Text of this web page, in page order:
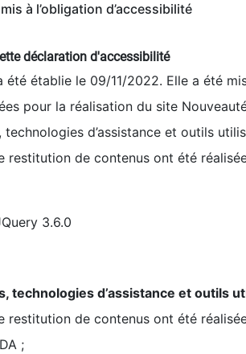
à l’obligation d’accessibilité
déclaration d'accessibilité
été établie le 09/11/2022. Elle a été
pour la réalisation du site
d’assistance et outils
restitution de contenus ont été
3.6.0
technologies d’assistance et outils
restitution de contenus ont été
;